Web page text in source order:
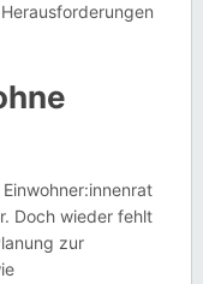
Doch wieder fehlt
zur